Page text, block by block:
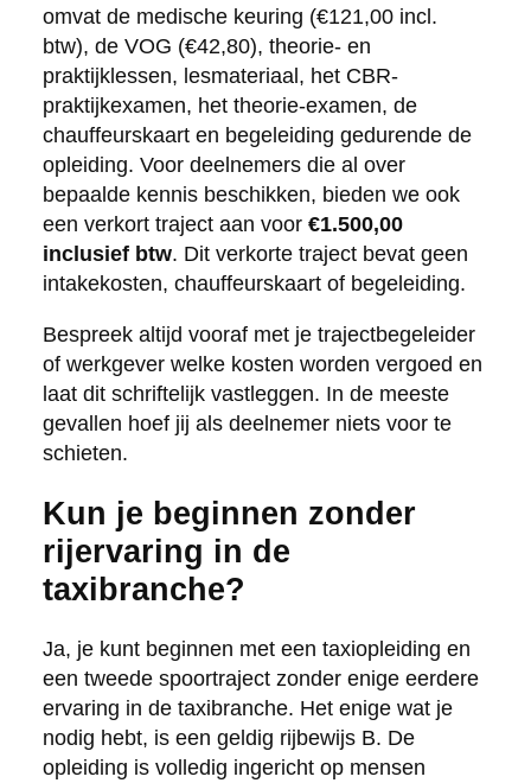
omvat de medische keuring (€121,00 incl.
btw), de VOG (€42,80), theorie- en
praktijklessen, lesmateriaal, het CBR-
praktijkexamen, het theorie-examen, de
chauffeurskaart en begeleiding gedurende de
opleiding. Voor deelnemers die al over
bepaalde kennis beschikken, bieden we ook
een verkort traject aan voor €1.500,00
inclusief btw. Dit verkorte traject bevat geen
intakekosten, chauffeurskaart of begeleiding.
Bespreek altijd vooraf met je trajectbegeleider
of werkgever welke kosten worden vergoed en
laat dit schriftelijk vastleggen. In de meeste
gevallen hoef jij als deelnemer niets voor te
schieten.
Kun je beginnen zonder
rijervaring in de
taxibranche?
Ja, je kunt beginnen met een taxiopleiding en
een tweede spoortraject zonder enige eerdere
ervaring in de taxibranche. Het enige wat je
nodig hebt, is een geldig rijbewijs B. De
opleiding is volledig ingericht op mensen